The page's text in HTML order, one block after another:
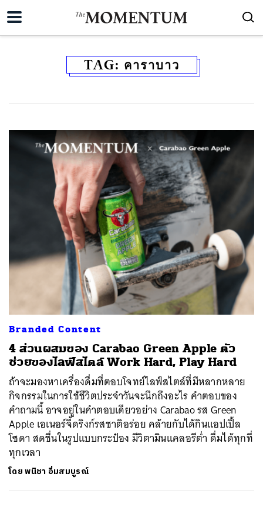
TAG: คาราบาว
Branded Content
4 ส่วนผสมของ Carabao Green Apple ตัว
ช่วยของไลฟ์สไตล์ Work Hard, Play Hard
ถ้าจะมองหาเครื่องดื่มที่ตอบโจทย์ไลฟ์สไตล์ที่มีหลากหลาย
กิจกรรมในการใช้ชีวิตประจำวันจะนึกถึงอะไร คำตอบของ
คำถามนี้ อาจอยู่ในคำตอบเดียวอย่าง Carabao รส Green
Apple เอเนอร์จี้ดริงก์รสชาติอร่อย คล้ายกับได้กินแอปเปิ้ล
โซดา สดชื่นในรูปแบบกระป๋อง มีวิตามินแคลอรีต่ำ ดื่มได้ทุกที่
ทุกเวลา
โดยพนิชา อิ่มสมบูรณ์
SHARE TWEET